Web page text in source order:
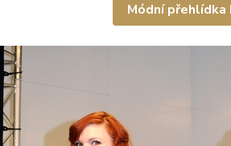
Módní přehlídka